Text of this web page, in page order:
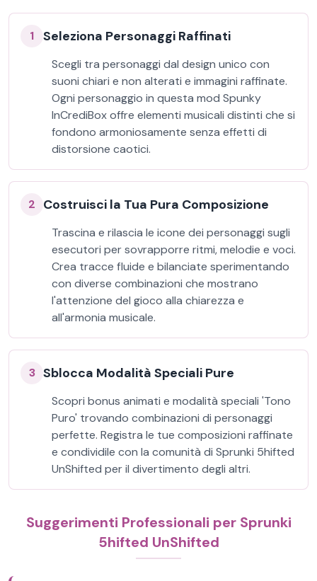
1 Seleziona Personaggi Raffinati
Scegli tra personaggi dal design unico con
suoni chiari e non alterati e immagini raffinate.
Ogni personaggio in questa mod Spunky
InCrediBox offre elementi musicali distinti che si
fondono armoniosamente senza effetti di
distorsione caotici.
2 Costruisci la Tua Pura Composizione
Trascina e rilascia le icone dei personaggi sugli
esecutori per sovrapporre ritmi, melodie e voci.
Crea tracce fluide e bilanciate sperimentando
con diverse combinazioni che mostrano
l'attenzione del gioco alla chiarezza e
all'armonia musicale.
3 Sblocca Modalità Speciali Pure
Scopri bonus animati e modalità speciali 'Tono
Puro' trovando combinazioni di personaggi
perfette. Registra le tue composizioni raffinate
e condividile con la comunità di Sprunki 5hifted
UnShifted per il divertimento degli altri.
Suggerimenti Professionali per Sprunki
5hifted UnShifted